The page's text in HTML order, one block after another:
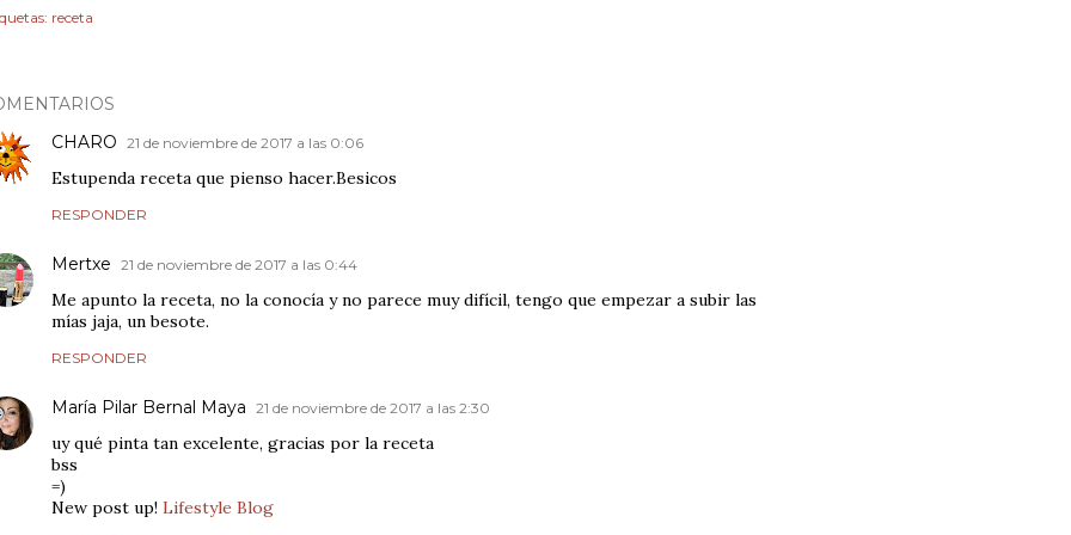
receta
CHARO 21 de noviembre de 2017 a las 0:06
Estupenda receta que pienso hacer.Besicos
RESPONDER
Mertxe 21 de noviembre de 2017 a las 0:44
Me apunto la receta, no la conocía y no parece muy difícil, tengo que empezar a subir las
mías jaja, un besote.
RESPONDER
María Pilar Bernal Maya 21 de noviembre de 2017 a las 2:30
uy qué pinta tan excelente, gracias por la receta
bss
=)
New post up! Lifestyle Blog